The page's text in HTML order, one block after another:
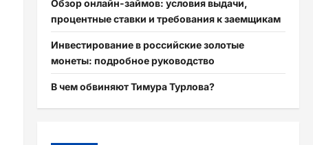
Обзор онлайн-займов: условия выдачи,
процентные ставки и требования к заемщикам
Инвестирование в российские золотые
монеты: подробное руководство
В чем обвиняют Тимура Турлова?